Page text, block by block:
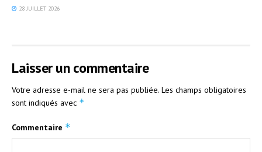
28 JUILLET 2026
Laisser un commentaire
Votre adresse e-mail ne sera pas publiée. Les champs obligatoires
sont indiqués avec *
Commentaire *